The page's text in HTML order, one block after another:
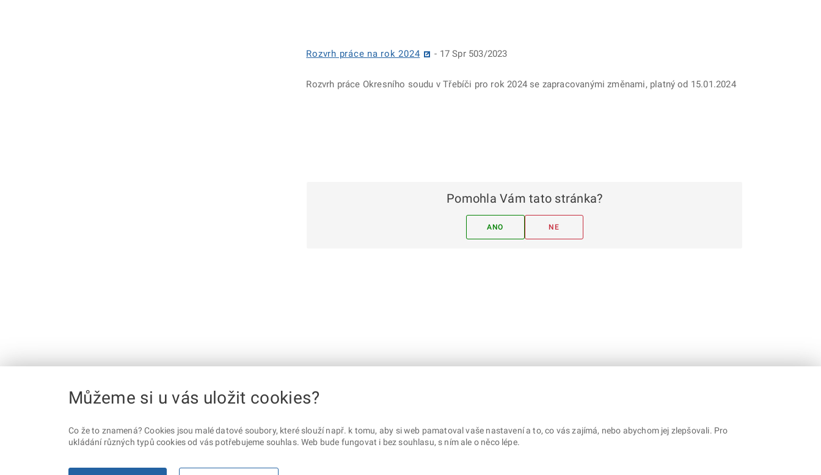
Rozvrh práce na rok 2024 - 17 Spr 503/2023
Rozvrh práce Okresního soudu v Třebíči pro rok 2024 se zapracovanými změnami, platný od 15.01.2024
Pomohla Vám tato stránka?
ANO NE
Můžeme si u vás uložit cookies?
Co že to znamená? Cookies jsou malé datové soubory, které slouží např. k tomu, aby si web pamatoval vaše nastavení a to, co vás zajímá, nebo abychom jej zlepšovali. Pro
ukládání různých typů cookies od vás potřebujeme souhlas. Web bude fungovat i bez souhlasu, s ním ale o něco lépe.